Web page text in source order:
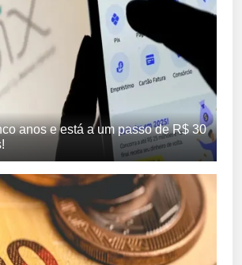
anos e está a um passo de R$ 30